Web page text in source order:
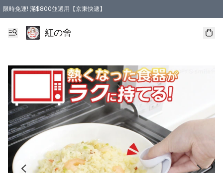
限時免運! 滿$800並選用【京東快遞】
紅の舍